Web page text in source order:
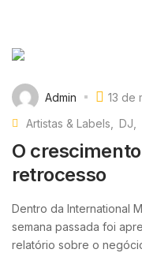
Admin
13 de
Artistas & Labels
DJ
O
retrocesso
Dentro da International
semana passada foi
relatório sobre o